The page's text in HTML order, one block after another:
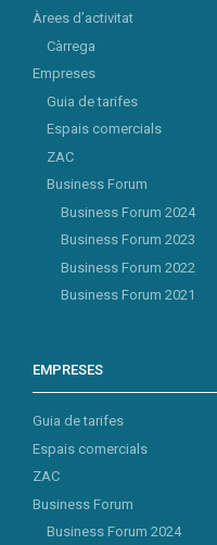
Àrees d’activitat
Càrrega
Empreses
Guia de tarifes
Espais comercials
ZAC
Business Forum
Business Forum 2024
Business Forum 2023
Business Forum 2022
Business Forum 2021
EMPRESES
Guia de tarifes
Espais comercials
ZAC
Business Forum
Business Forum 2024